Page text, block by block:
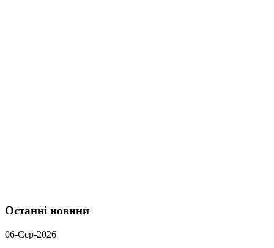
Останні новини
06-Сер-2026